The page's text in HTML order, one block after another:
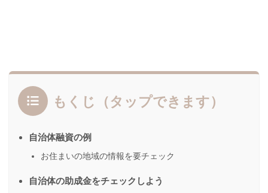
もくじ（タップできます）
自治体融資の例
お住まいの地域の情報を要チェック
自治体の助成金をチェックしよう